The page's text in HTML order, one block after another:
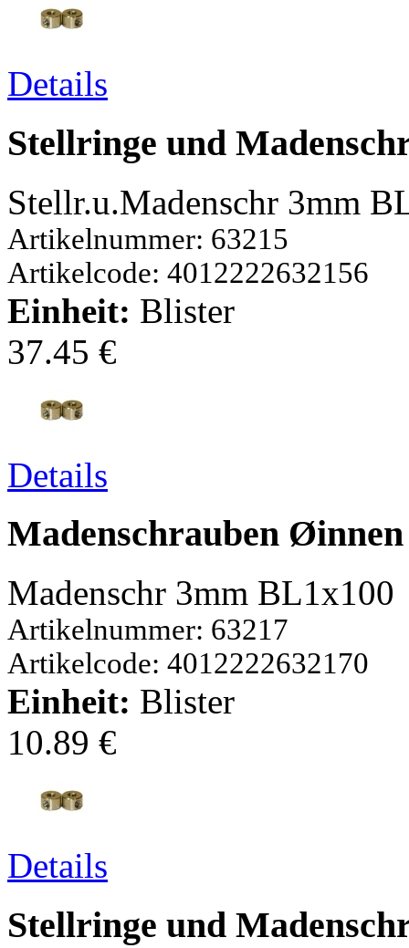
Details
Stellringe und
Stellr.u.Madenschr 3mm
Artikelnummer: 63215
Artikelcode: 4012222632156
Einheit: Blister
37.45 €
Details
Madenschrauben
Madenschr 3mm BL1x100
Artikelnummer: 63217
Artikelcode: 4012222632170
Einheit: Blister
10.89 €
Details
Stellringe und